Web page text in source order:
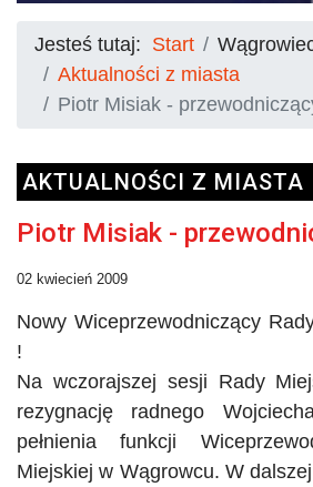
Jesteś tutaj: Start
Aktualności z miasta
Piotr Misiak -
AKTUALNOŚCI Z MIASTA
Piotr Misiak -
02 kwiecień 2009
Nowy Wiceprzewodniczący
!
Na wczorajszej sesji Rady
rezygnację radnego
pełnienia funkcji
Miejskiej w Wągrowcu. W